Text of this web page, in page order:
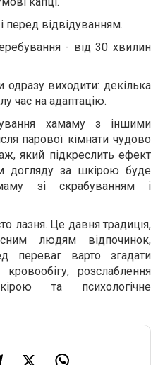
перед відвідуванням.
- від 30 хвилин
одразу виходити: декілька
час на адаптацію.
хамаму з іншими
парової кімнати чудово
який підкреслить ефект
догляду за шкірою буде
зі скрабуванням і
лазня. Це давня традиція,
людям відпочинок,
переваг варто згадати
розслаблення
та психологічне